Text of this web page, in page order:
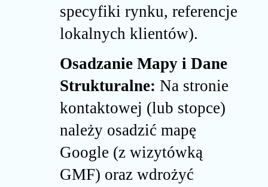
specyfiki rynku, referencje
lokalnych klientów).
Osadzanie Mapy i Dane
Strukturalne: Na stronie
kontaktowej (lub stopce)
należy osadzić mapę
Google (z wizytówką
GMF) oraz wdrożyć